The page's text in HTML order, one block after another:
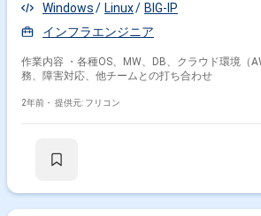
Windows
Linux
BIG-IP
インフラエンジニア
作業内容 ・各種OS、MW、DB、クラウド環境（
務、障害対応、他チームとの打ち合わせ
2年前・ 提供元: フリコン